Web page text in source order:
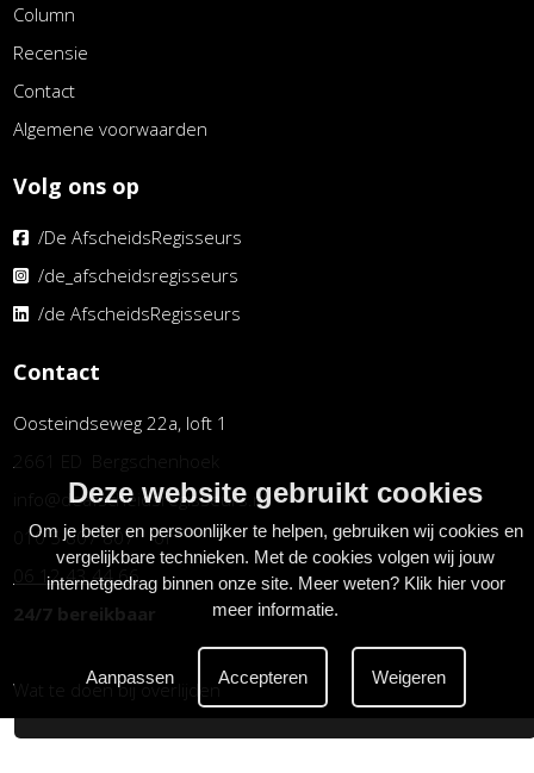
Column
Recensie
Contact
Algemene voorwaarden
Volg ons op
/De AfscheidsRegisseurs
/de_afscheidsregisseurs
/de AfscheidsRegisseurs
Contact
Oosteindseweg 22a, loft 1
2661 ED Bergschenhoek
info@deafscheidsregisseurs.nl
010 5 807 807 of
06 12 43 44 66
24/7 bereikbaar
Wat te doen bij overlijden
Deze website gebruikt cookies
Om je beter en persoonlijker te helpen, gebruiken wij cookies en
vergelijkbare technieken. Met de cookies volgen wij jouw
internetgedrag binnen onze site. Meer weten? Klik hier voor
meer informatie.
Aanpassen Accepteren Weigeren